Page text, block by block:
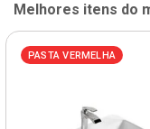
Melhores itens do
PASTA VERMELHA